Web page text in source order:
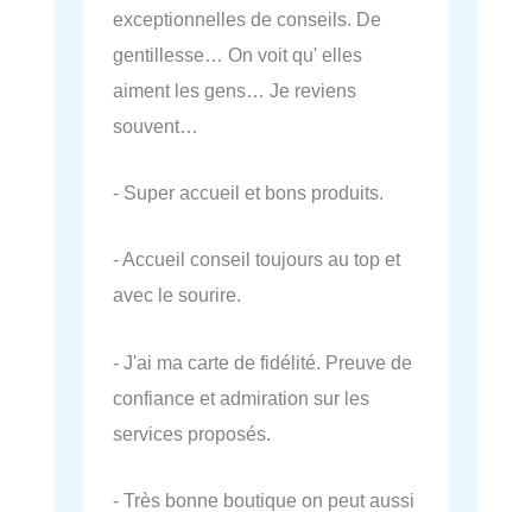
exceptionnelles de conseils. De
gentillesse… On voit qu' elles
aiment les gens… Je reviens
souvent…
- Super accueil et bons produits.
- Accueil conseil toujours au top et
avec le sourire.
- J'ai ma carte de fidélité. Preuve de
confiance et admiration sur les
services proposés.
- Très bonne boutique on peut aussi